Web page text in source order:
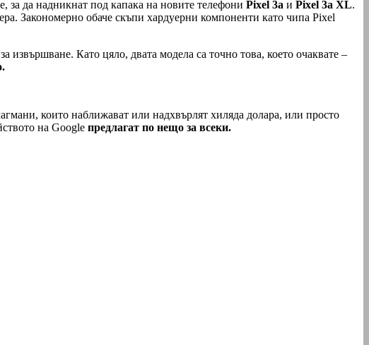
за да надникнат под капака на новите телефони Pixel 3a и Pixel 3a XL.
Закономерно обаче скъпи хардуерни компоненти като чипа Pixel
Като цяло, двата модела сa точно това, което очаквате –
които наближават или надхвърлят хиляда долара, или просто
на Google предлагат по нещо за всеки.